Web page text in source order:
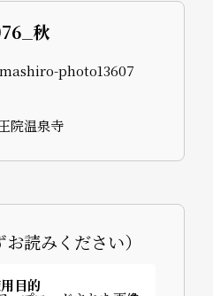
秋
photo13607
院温泉寺
読みください）
目的